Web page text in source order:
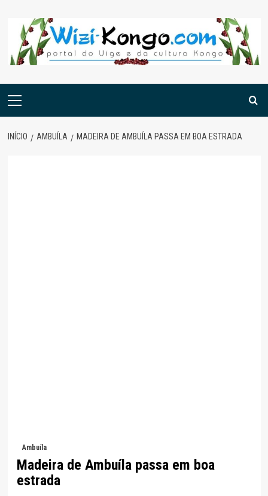
content
Menu
INÍCIO AMBUÍLA MADEIRA DE AMBUÍLA PASSA EM BOA ESTRADA
Ambuíla
Madeira de Ambuíla passa em boa
estrada